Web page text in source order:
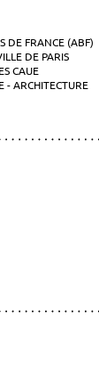
DE FRANCE (ABF)
DE PARIS
CAUE
- ARCHITECTURE